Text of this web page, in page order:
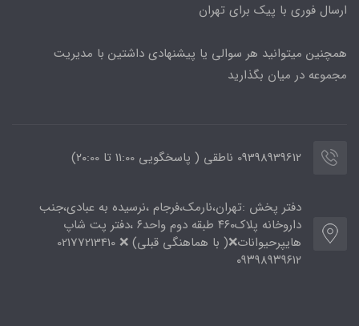
ارسال فوری با پیک برای تهران
همچنین میتوانید هر سوالی یا پیشنهادی داشتین با مدیریت
مجموعه در میان بگذارید
09398939612 ناطقی ( پاسخگویی 11:00 تا ۲۰:00)
دفتر پخش :تهران،نارمک،فرجام ،نرسیده به عبادی،جنب
داروخانه پلاک۴۶۰ طبقه دوم واحد۶ ،دفتر پت شاپ
هایپرحیوانات❌( با هماهنگی قبلی) ❌ 02177213410
۰۹۳۹۸۹۳۹۶۱۲